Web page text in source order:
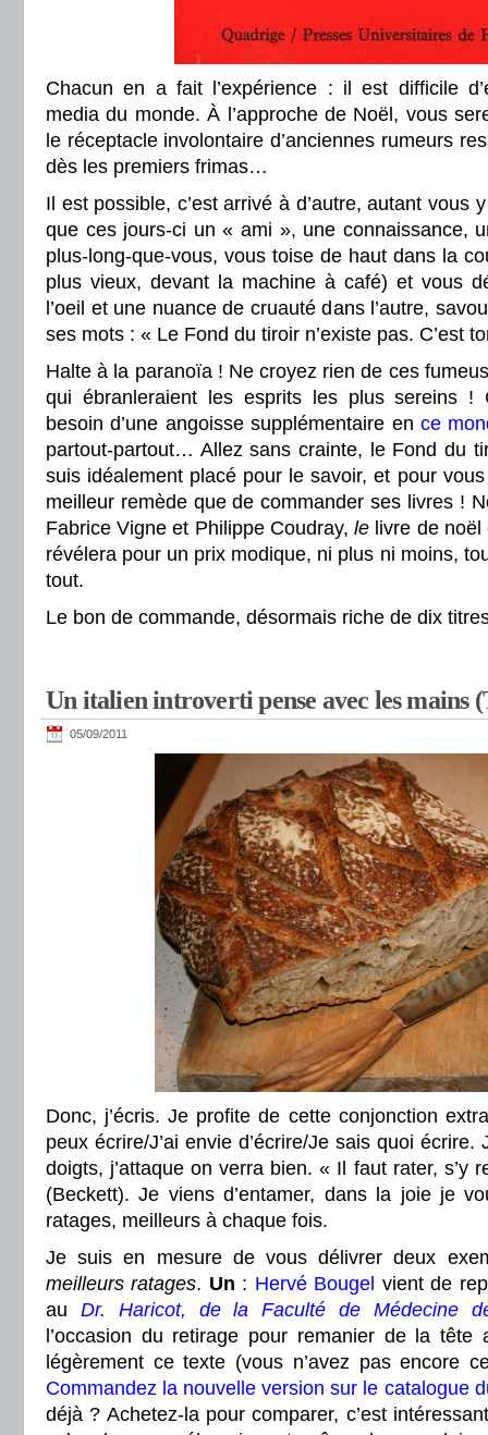
Chacun en a fait l’expérience : il est difficile
media du monde. À l’approche de Noël, vous
le réceptacle involontaire d’anciennes rumeurs
dès les premiers frimas…
Il est possible, c’est arrivé à d’autre, autant vous
que ces jours-ci un « ami », une connaissance,
plus-long-que-vous, vous toise de haut dans la
plus vieux, devant la machine à café) et vous
l’oeil et une nuance de cruauté dans l’autre,
ses mots : « Le Fond du tiroir n’existe pas. C’est
Halte à la paranoïa ! Ne croyez rien de ces
qui ébranleraient les esprits les plus sereins !
besoin d’une angoisse supplémentaire en ce
partout-partout… Allez sans crainte, le Fond du
suis idéalement placé pour le savoir, et pour
meilleur remède que de commander ses livres !
Fabrice Vigne et Philippe Coudray,le livre de
révélera pour un prix modique, ni plus ni moins,
tout.
Le bon de commande, désormais riche de dix
Un italien introverti pense avec les mains
05/09/2011
Donc, j’écris. Je profite de cette conjonction
peux écrire/J’ai envie d’écrire/Je sais quoi écrire.
doigts, j’attaque on verra bien. « Il faut rater, s’y
(Beckett). Je viens d’entamer, dans la joie je
ratages, meilleurs à chaque fois.
Je suis en mesure de vous délivrer deux
meilleurs ratages. Un : Hervé Bougel vient de
au
Dr. Haricot, de la Faculté de Médecine
l’occasion du retirage pour remanier de la tête
légèrement ce texte (vous n’avez pas encore
Commandez la nouvelle version sur le catalogue
déjà ? Achetez-la pour comparer, c’est